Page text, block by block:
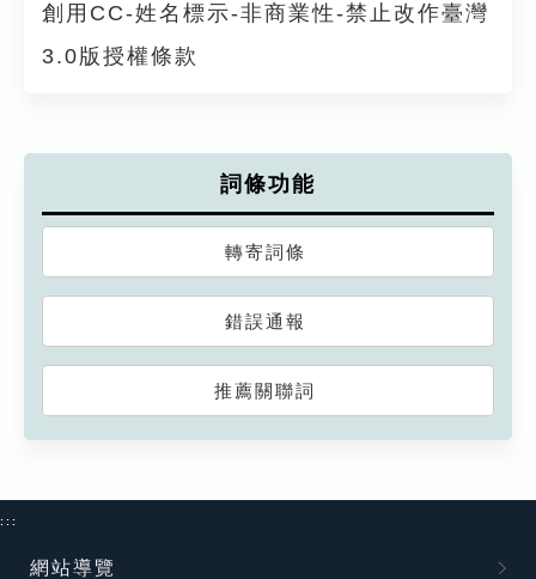
創用CC-姓名標示-非商業性-禁止改作臺灣
3.0版授權條款
詞條功能
轉寄詞條
錯誤通報
推薦關聯詞
:::
網站導覽